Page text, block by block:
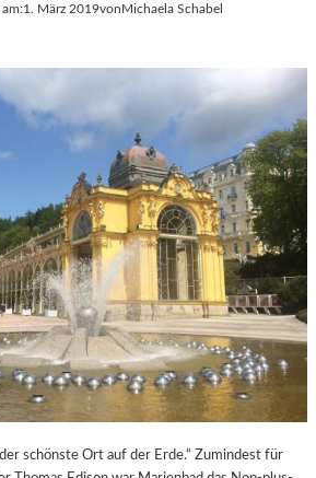
1. März 2019vonMichaela Schabel
schönste Ort auf der Erde.“ Zumindest für